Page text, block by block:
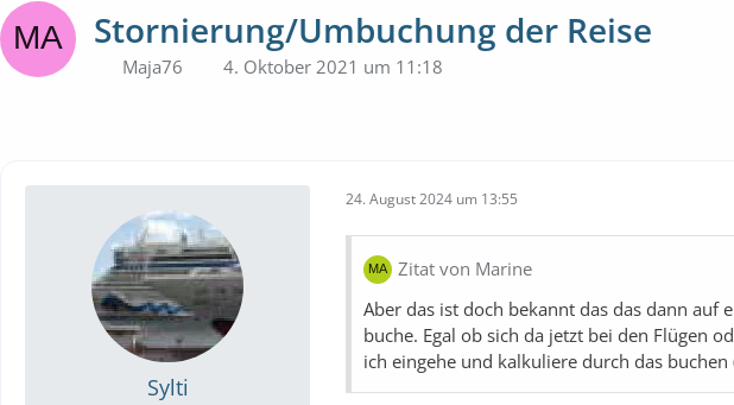
Stornierung/Umbuchung der Reise
Maja76 4. Oktober 2021 um 11:18
Sylti
24. August 2024 um 13:55
Zitat von Marine
Aber das ist doch bekannt das das dann auf
buche. Egal ob sich da jetzt bei den Flügen
ich eingehe und kalkuliere durch das